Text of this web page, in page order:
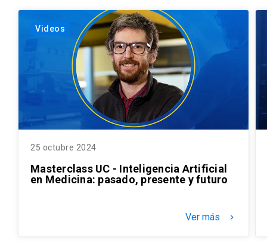
Videos
25 octubre 2024
Masterclass UC - Inteligencia Artificial
en Medicina: pasado, presente y futuro
Ver más keyboard_arrow_right